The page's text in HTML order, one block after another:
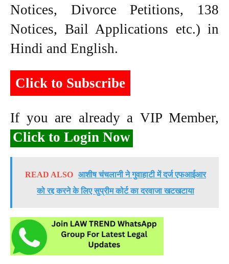
Notices, Divorce Petitions, 138
Notices, Bail Applications etc.) in
Hindi and English.
Click to Subscribe
If you are already a VIP Member,
Click to Login Now
READ ALSO आशीष चंचलानी ने गुवाहाटी में दर्ज एफआईआर
को रद्द करने के लिए सुप्रीम कोर्ट का दरवाजा खटखटाया